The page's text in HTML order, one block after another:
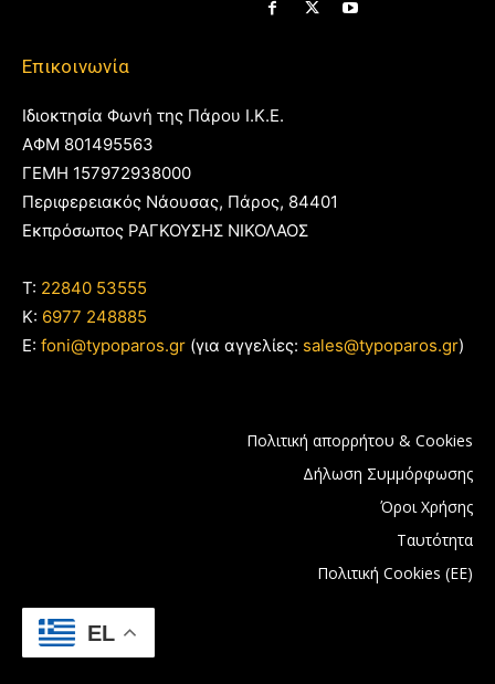
Επικοινωνία
Ιδιοκτησία Φωνή της Πάρου Ι.Κ.Ε.
ΑΦΜ 801495563
ΓΕΜΗ 157972938000
Περιφερειακός Νάουσας, Πάρος, 84401
Εκπρόσωπος ΡΑΓΚΟΥΣΗΣ ΝΙΚΟΛΑΟΣ
T: 22840 53555
Κ: 6977 248885
E: foni@typoparos.gr (για αγγελίες: sales@typoparos.gr)
Πολιτική απορρήτου & Cookies
Δήλωση Συμμόρφωσης
Όροι Χρήσης
Ταυτότητα
Πολιτική Cookies (ΕΕ)
EL